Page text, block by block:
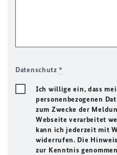
Datenschutz*
Ich willige ein, dass
personenbezogenen
zum Zwecke der
Webseite verarbeitet
kann ich jederzeit mit
widerrufen. Die
zur Kenntnis